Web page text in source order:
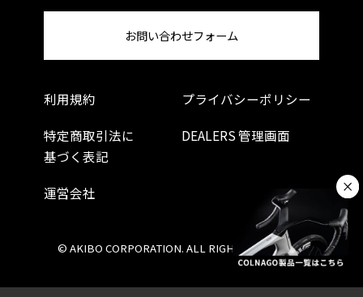
利用規約 プライバシーポリシー
特定商取引法に
基づく表記
DEALERS 管理画面
運営会社
お問い合わせフォーム
© AKIBO CORPORATION. ALL RIGHTS RESERVED.